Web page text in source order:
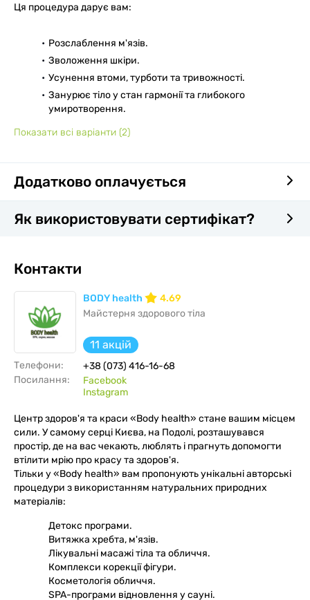
Ця процедура дарує вам:
Розслаблення м'язів.
Зволоження шкіри.
Усунення втоми, турботи та тривожності.
Занурює тіло у стан гармонії та глибокого
умиротворення.
Показати всі варіанти (2)
Додатково оплачується
Як використовувати сертифікат?
Контакти
BODY health
4.69
Майстерня здорового тіла
11 акцій
Телефони:
+38 (073) 416-16-68
Посилання:
Facebook
Instagram
Центр здоров'я та краси «Body health» стане вашим місцем
сили. У самому серці Києва, на Подолі, розташувався
простір, де на вас чекають, люблять і прагнуть допомогти
втілити мрію про красу та здоров'я.
Тільки у «Body health» вам пропонують унікальні авторські
процедури з використанням натуральних природних
матеріалів:
Детокс програми.
Витяжка хребта, м'язів.
Лікувальні масажі тіла та обличчя.
Комплекси корекції фігури.
Косметологія обличчя.
SPA-програми відновлення у сауні.